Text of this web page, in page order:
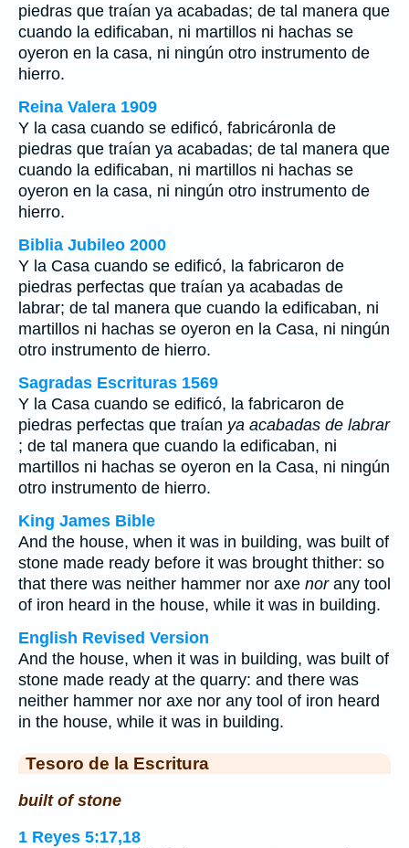
piedras que traían ya acabadas; de tal manera que
cuando la edificaban, ni martillos ni hachas se
oyeron en la casa, ni ningún otro instrumento de
hierro.
Reina Valera 1909
Y la casa cuando se edificó, fabricáronla de
piedras que traían ya acabadas; de tal manera que
cuando la edificaban, ni martillos ni hachas se
oyeron en la casa, ni ningún otro instrumento de
hierro.
Biblia Jubileo 2000
Y la Casa cuando se edificó, la fabricaron de
piedras perfectas que traían ya acabadas de
labrar; de tal manera que cuando la edificaban, ni
martillos ni hachas se oyeron en la Casa, ni ningún
otro instrumento de hierro.
Sagradas Escrituras 1569
Y la Casa cuando se edificó, la fabricaron de
piedras perfectas que traían ya acabadas de labrar
; de tal manera que cuando la edificaban, ni
martillos ni hachas se oyeron en la Casa, ni ningún
otro instrumento de hierro.
King James Bible
And the house, when it was in building, was built of
stone made ready before it was brought thither: so
that there was neither hammer nor axe norany tool
of iron heard in the house, while it was in building.
English Revised Version
And the house, when it was in building, was built of
stone made ready at the quarry: and there was
neither hammer nor axe nor any tool of iron heard
in the house, while it was in building.
Tesoro de la Escritura
built of stone
1 Reyes 5:17,18